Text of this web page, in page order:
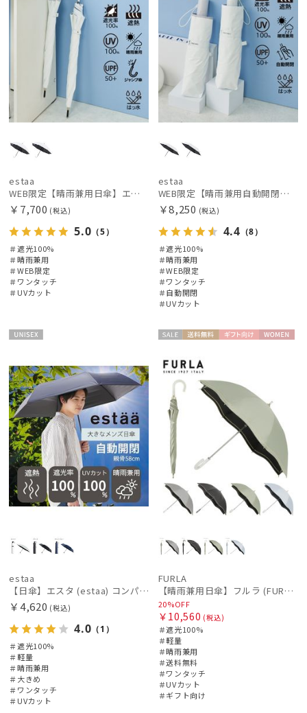
レディース メンズ キッズ
カテゴリー
ブランド
エスタ
フロータス
FURLA
フルラ
フワクール®
マジカルテック
mila schon
ミラ・ショーン
MIRACLE TECH
ミラクルテック
POLO RALPH LAUREN
ポロ ラルフ ローレン
スウォッシュロンドン
その他
カラー
価格の低い
人気順
売上点数順
お気に入り
estaa
WEB限定【晴雨兼用日傘】エスタ(estaa)REIKYAKUパラソル 55㎝ ラディクール 遮光100 UV100 ボタンジャンプ
￥7,700 (税込)
5.0 （5）
＃遮光100%
＃晴雨兼用
＃WEB限定
＃ワンタッチ
＃UVカット
estaa
WEB限定【晴雨兼用自動開閉日傘】エスタ(estaa)REIKYAKUパラソル 55㎝ ラディクール 遮光100 UV100 ワンタッチ開閉
￥8,250 (税込)
4.4 （8）
＃遮光100%
＃晴雨兼用
＃WEB限定
＃ワンタッチ
＃自動開閉
＃UVカット
estaa
【日傘】エスタ (estaa) コンパクトワイド58 自動開閉傘 折りたたみ傘 軽量 晴雨兼用 遮光100％ UV100%
￥4,620 (税込)
4.0 （1）
＃遮光100%
＃軽量
＃晴雨兼用
＃大きめ
＃ワンタッチ
＃UVカット
ル
料
FURLA
【晴雨兼用日傘】フルラ (FURLA) ジッパー刺繍 遮光100 UV100 ジャンプ
20%OFF
￥10,560 (税込)
＃遮光100%
＃軽量
＃晴雨兼用
＃送料無料
＃ワンタッチ
＃UVカット
＃ギフト向け